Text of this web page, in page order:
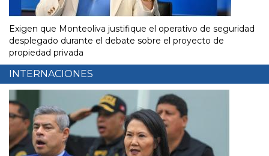
Exigen que Monteoliva justifique el operativo de seguridad
desplegado durante el debate sobre el proyecto de
propiedad privada
INTERNACIONES